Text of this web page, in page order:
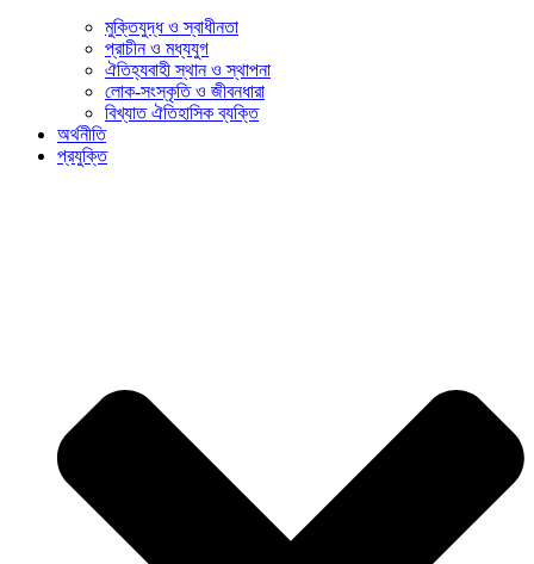
মুক্তিযুদ্ধ ও স্বাধীনতা
প্রাচীন ও মধ্যযুগ
ঐতিহ্যবাহী স্থান ও স্থাপনা
লোক-সংস্কৃতি ও জীবনধারা
বিখ্যাত ঐতিহাসিক ব্যক্তি
অর্থনীতি
প্রযুক্তি